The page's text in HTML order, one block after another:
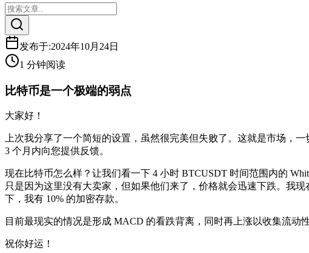
发布于:2024年10月24日
1 分钟阅读
比特币是一个极端的弱点
大家好！
上次我分享了一个简短的设置，虽然很完美但失败了。这就是市场，
3 个月内向您提供反馈。
现在比特币怎么样？让我们看一下 4 小时 BTCUSDT 时间范围内的
只是因为这里没有大卖家，但如果他们来了，价格就会迅速下跌。我
下，我有 10% 的加密存款。
目前最现实的情况是形成 MACD 的看跌背离，同时再上涨以收集流动
祝你好运！